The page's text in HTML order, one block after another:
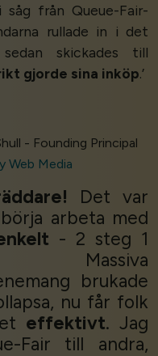
såg från Queue-Fair-
rullade in i det
skickades till
gjorde sina inköp.’
- Founding Principal
Web Media
Det var
arbeta med
- 2 steg 1
brukade
nu får folk
effektivt. Jag
Fair till andra,